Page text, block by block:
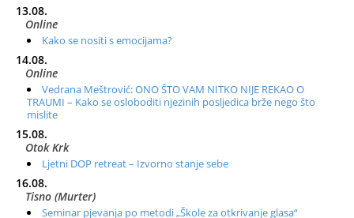
13.08.
Online
Kako se nositi s emocijama?
14.08.
Online
Vedrana Meštrović: ONO ŠTO VAM NITKO NIJE REKAO O
TRAUMI – Kako se osloboditi njezinih posljedica brže nego što
mislite
15.08.
Otok Krk
Ljetni DOP retreat – Izvorno stanje sebe
16.08.
Tisno (Murter)
Seminar pjevanja po metodi „Škole za otkrivanje glasa“